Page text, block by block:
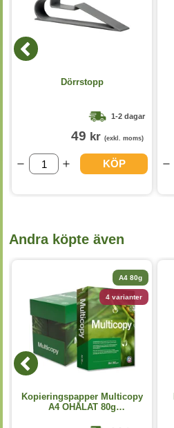
Dörrstopp
1-2 dagar
49 kr (exkl. moms)
KÖP
Andra köpte även
A4 80g
4 varianter
Kopieringspapper Multicopy
A4 OHÅLAT 80g